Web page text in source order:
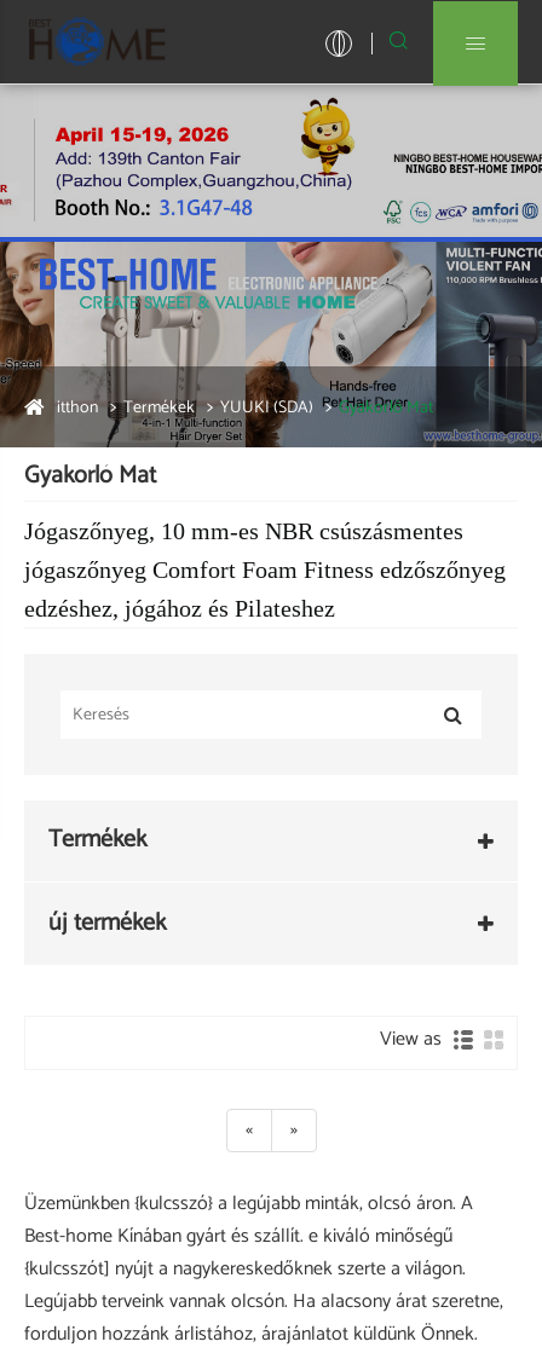
 
itthon Termékek YUUKI (SDA) Gyakorló Mat
Gyakorló Mat
Jógaszőnyeg, 10 mm-es NBR csúszásmentes
jógaszőnyeg Comfort Foam Fitness edzőszőnyeg
edzéshez, jógához és Pilateshez
Termékek
új termékek
View as
« »
Üzemünkben {kulcsszó} a legújabb minták, olcsó áron. A
Best-home Kínában gyárt és szállít. e kiváló minőségű
{kulcsszót] nyújt a nagykereskedőknek szerte a világon.
Legújabb terveink vannak olcsón. Ha alacsony árat szeretne,
forduljon hozzánk árlistához, árajánlatot küldünk Önnek.